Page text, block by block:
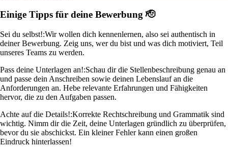
Einige Tipps für deine Bewerbung 🫡
Sei du selbst!:Wir wollen dich kennenlernen, also sei authentisch in
deiner Bewerbung. Zeig uns, wer du bist und was dich motiviert, Teil
unseres Teams zu werden.
Pass deine Unterlagen an!:Schau dir die Stellenbeschreibung genau an
und passe dein Anschreiben sowie deinen Lebenslauf an die
Anforderungen an. Hebe relevante Erfahrungen und Fähigkeiten
hervor, die zu den Aufgaben passen.
Achte auf die Details!:Korrekte Rechtschreibung und Grammatik sind
wichtig. Nimm dir die Zeit, deine Unterlagen gründlich zu überprüfen,
bevor du sie abschickst. Ein kleiner Fehler kann einen großen
Eindruck hinterlassen!